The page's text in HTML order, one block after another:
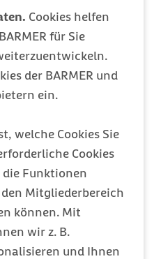
Cookies helfen
für Sie
der BARMER und
ein.
welche Cookies Sie
Cookies
Funktionen
Mitgliederbereich
können. Mit
wir z. B.
und Ihnen
Ende der
– und bei einer
– ist eine erneute
17 notwendig.
Beschäftigung
Elternzeit mit dem
in Bezug auf das